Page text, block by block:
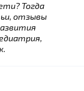
Тогда
отзывы